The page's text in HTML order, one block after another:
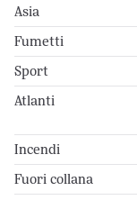
Asia
Fumetti
Sport
Atlanti
Incendi
Fuori collana